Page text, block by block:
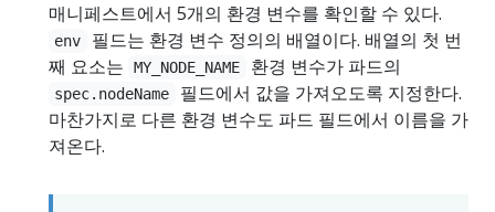
매니페스트에서 5개의 환경 변수를 확인할 수 있다.
env
필드는 환경 변수 정의의 배열이다. 배열의 첫 번
째 요소는
MY_NODE_NAME 환경 변수가 파드의
spec.nodeName
필드에서 값을 가져오도록 지정한다.
마찬가지로 다른 환경 변수도 파드 필드에서 이름을 가
져온다.